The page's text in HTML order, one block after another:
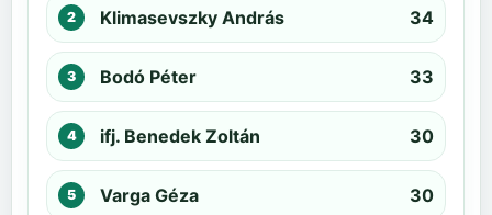
Klimasevszky András 34
Bodó Péter 33
ifj. Benedek Zoltán 30
Varga Géza 30